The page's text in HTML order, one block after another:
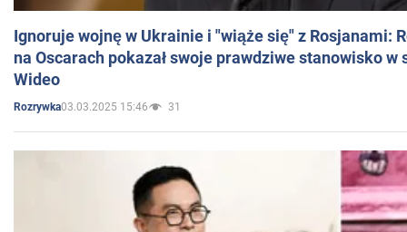
Ignoruje wojnę w Ukrainie i "wiąże się" z Rosjanami:
na Oscarach pokazał swoje prawdziwe stanowisko w
Wideo
Rozrywka03.03.2025 15:46 31